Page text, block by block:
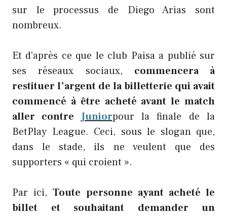
sur le processus de Diego Arias sont
nombreux.
Et d’après ce que le club Paisa a publié sur
ses réseaux sociaux, commencera à
restituer l’argent de la billetterie qui avait
commencé à être acheté avant le match
aller contreJuniorpour la finale de la
BetPlay League. Ceci, sous le slogan que,
dans le stade, ils ne veulent que des
supporters « qui croient ».
Par ici,Toute personne ayant acheté le
billet et souhaitant demander un